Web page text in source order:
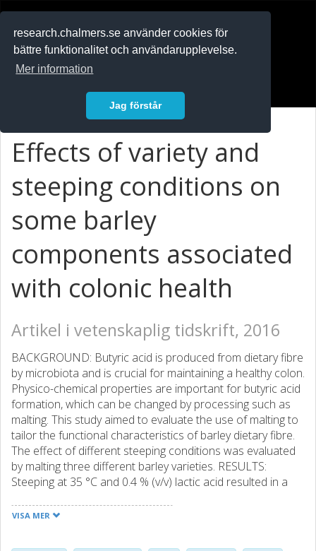
research.chalmers.se använder cookies för
bättre funktionalitet och användarupplevelse.
Mer information
Jag förstår
Effects of variety and
steeping conditions on
some barley
components associated
with colonic health
Artikel i vetenskaplig tidskrift, 2016
BACKGROUND: Butyric acid is produced from dietary fibre
by microbiota and is crucial for maintaining a healthy colon.
Physico-chemical properties are important for butyric acid
formation, which can be changed by processing such as
malting. This study aimed to evaluate the use of malting to
tailor the functional characteristics of barley dietary fibre.
The effect of different steeping conditions was evaluated
by malting three different barley varieties. RESULTS:
Steeping at 35 °C and 0.4 % (v/v) lactic acid resulted in a
than in malts produced at lower temperature and lactic
VISA MER